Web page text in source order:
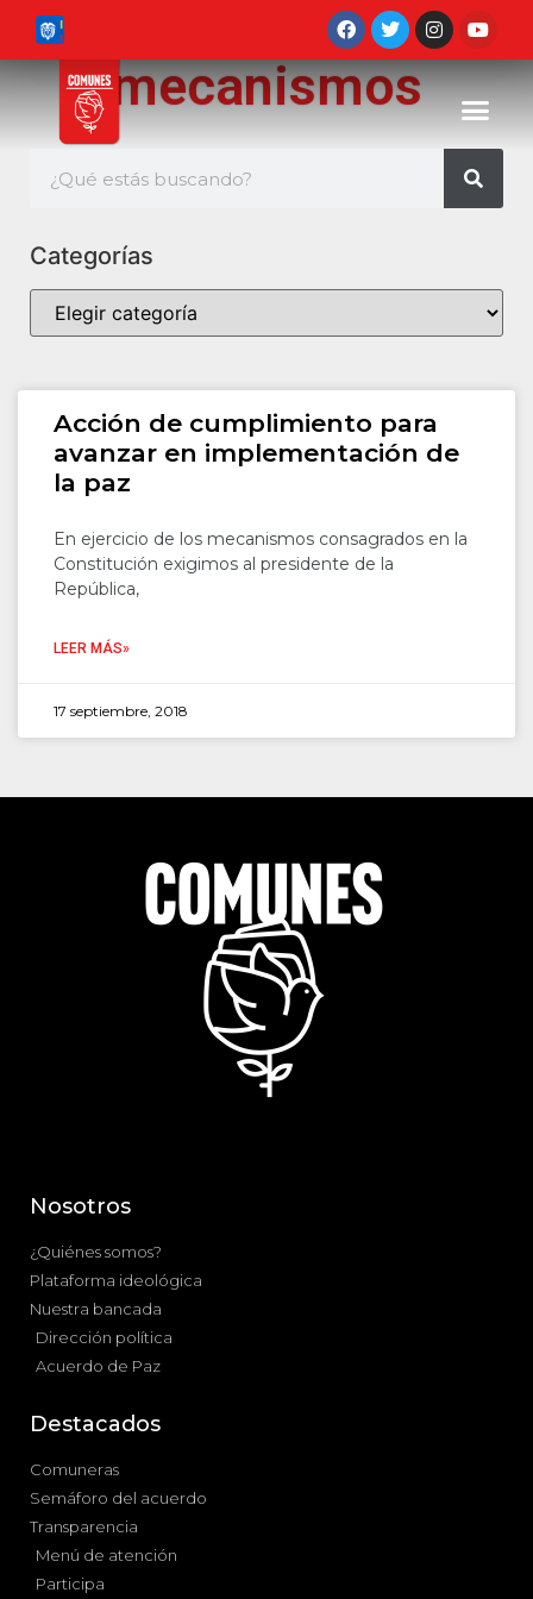
mecanismos
Categorías
Acción de cumplimiento para
avanzar en implementación de
la paz
En ejercicio de los mecanismos consagrados en la
Constitución exigimos al presidente de la
República,
LEER MÁS»
17 septiembre, 2018
Nosotros
¿Quiénes somos?
Plataforma ideológica
Nuestra bancada
Dirección política
Acuerdo de Paz
Destacados
Comuneras
Semáforo del acuerdo
Transparencia
Menú de atención
Participa